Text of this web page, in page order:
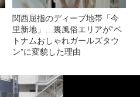
関西屈指のディープ地帯「今
里新地」…裏風俗エリアが“ベ
トナムおしゃれガールズタウ
ン”に変貌した理由